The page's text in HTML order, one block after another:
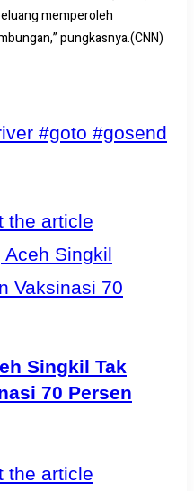
memperoleh
pungkasnya.(CNN)
#goto #gosend
Singkil Tak
70 Persen